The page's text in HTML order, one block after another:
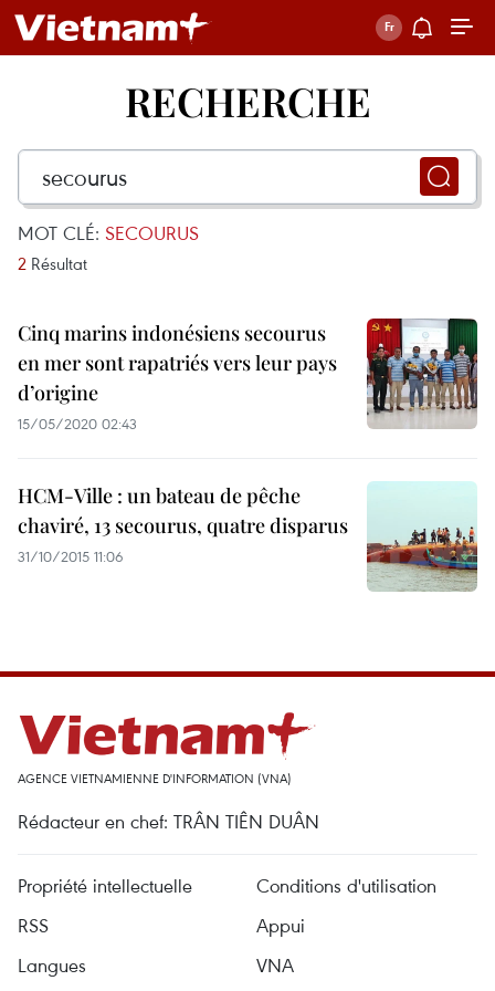
RECHERCHE
MOT CLÉ: SECOURUS
2 Résultat
Cinq marins indonésiens secourus
en mer sont rapatriés vers leur pays
d’origine
15/05/2020 02:43
HCM-Ville : un bateau de pêche
chaviré, 13 secourus, quatre disparus
31/10/2015 11:06
AGENCE VIETNAMIENNE D'INFORMATION (VNA)
Rédacteur en chef: TRÂN TIÊN DUÂN
Propriété intellectuelle
Conditions d'utilisation
RSS
Appui
Langues
VNA